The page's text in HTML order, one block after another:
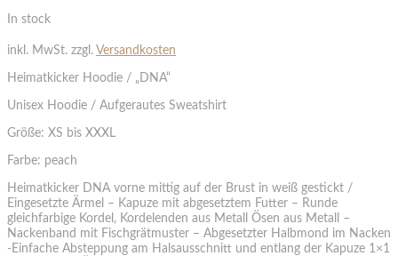
In stock
inkl. MwSt. zzgl. Versandkosten
Heimatkicker Hoodie / „DNA“
Unisex Hoodie / Aufgerautes Sweatshirt
Größe: XS bis XXXL
Farbe: peach
Heimatkicker DNA vorne mittig auf der Brust in weiß gestickt /
Eingesetzte Ärmel – Kapuze mit abgesetztem Futter – Runde
gleichfarbige Kordel, Kordelenden aus Metall Ösen aus Metall –
Nackenband mit Fischgrätmuster – Abgesetzter Halbmond im Nacken
-Einfache Absteppung am Halsausschnitt und entlang der Kapuze 1×1